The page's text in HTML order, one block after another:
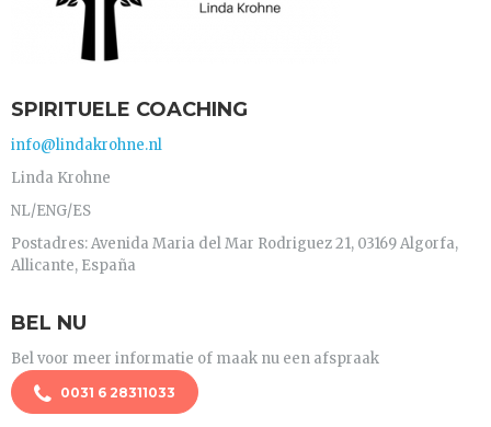
SPIRITUELE COACHING
info@lindakrohne.nl
Linda Krohne
NL/ENG/ES
Postadres: Avenida Maria del Mar Rodriguez 21, 03169 Algorfa,
Allicante, España
BEL NU
Bel voor meer informatie of maak nu een afspraak
0031 6 28311033